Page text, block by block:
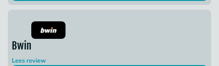
Bwin
Lees review